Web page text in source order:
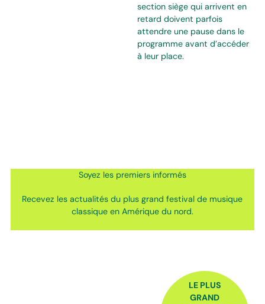
section siège qui arrivent en
retard doivent parfois
attendre une pause dans le
programme avant d’accéder
à leur place.
Soyez les premiers informés
Recevez les actualités du plus grand festival de musique
classique en Amérique du nord.
LE PLUS
GRAND